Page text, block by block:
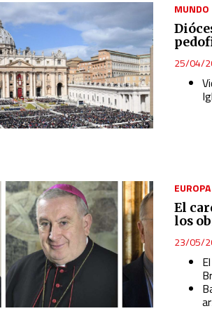
MUNDO
25/04/
EUROPA
El
los
23/05/